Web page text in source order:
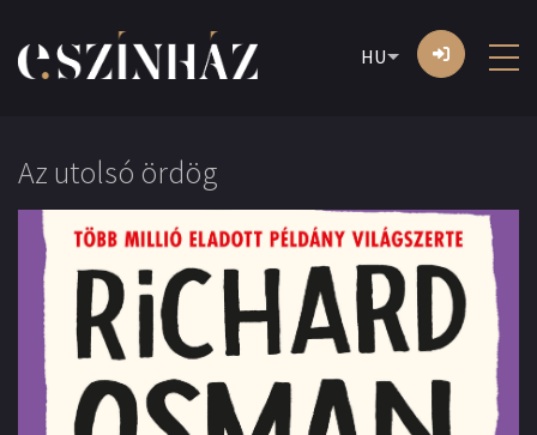
HU
Az utolsó ördög